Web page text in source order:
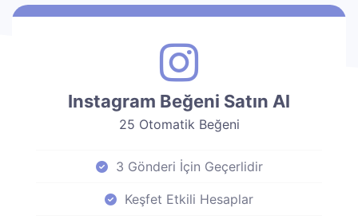
Instagram Beğeni Satın Al
25 Otomatik Beğeni
3 Gönderi İçin Geçerlidir
Keşfet Etkili Hesaplar